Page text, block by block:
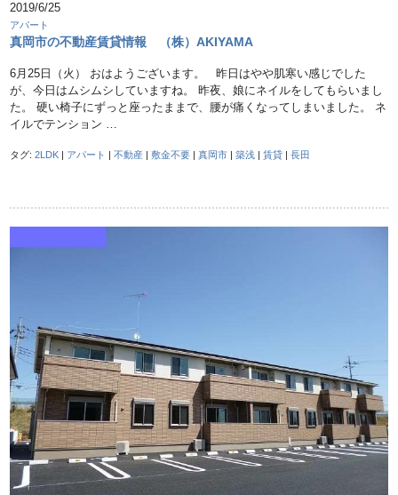
2019/6/25
アパート
真岡市の不動産賃貸情報 （株）AKIYAMA
6月25日（火） おはようございます。 昨日はやや肌寒い感じでした
が、今日はムシムシしていますね。 昨夜、娘にネイルをしてもらいまし
た。 硬い椅子にずっと座ったままで、腰が痛くなってしまいました。 ネ
イルでテンション …
タグ:2LDK | アパート |不動産 |敷金不要 |真岡市 |築浅 |賃貸 |長田